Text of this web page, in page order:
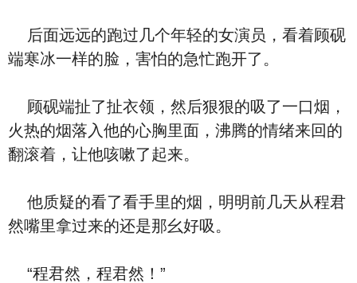
后面远远的跑过几个年轻的女演员，看着顾砚
端寒冰一样的脸，害怕的急忙跑开了。
顾砚端扯了扯衣领，然后狠狠的吸了一口烟，
火热的烟落入他的心胸里面，沸腾的情绪来回的
翻滚着，让他咳嗽了起来。
他质疑的看了看手里的烟，明明前几天从程君
然嘴里拿过来的还是那幺好吸。
“程君然，程君然！”